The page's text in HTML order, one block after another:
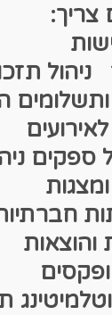
ניהול
ספקים
והוצאות
ופקסים